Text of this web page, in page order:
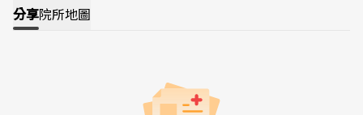
分享院所地圖